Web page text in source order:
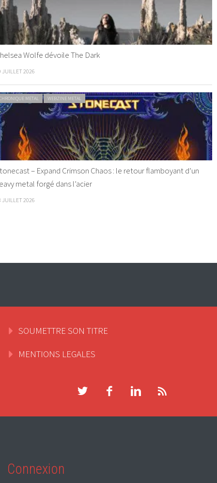
Wolfe dévoile The Dark
JUILLET 2026
METAL WEBZINE METAL
– Expand Crimson Chaos : le retour flamboyant d’un
metal forgé dans l’acier
JUILLET 2026
SOUMETTRE SON TITRE
MENTIONS LEGALES
Connexion